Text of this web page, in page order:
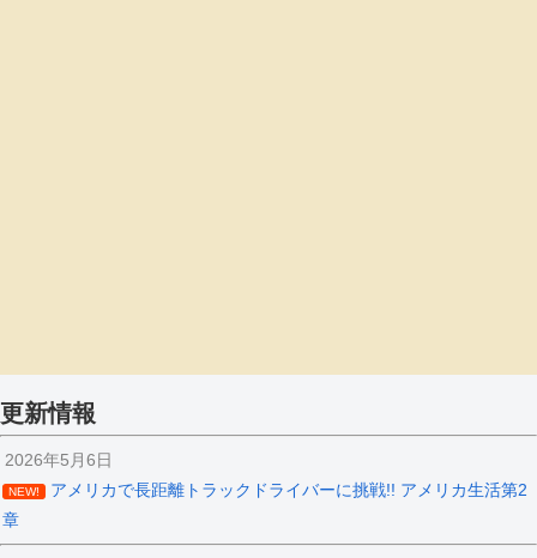
更新情報
2026年5月6日
NEW!
アメリカで長距離トラックドライバーに挑戦!! アメリカ生活第2
章